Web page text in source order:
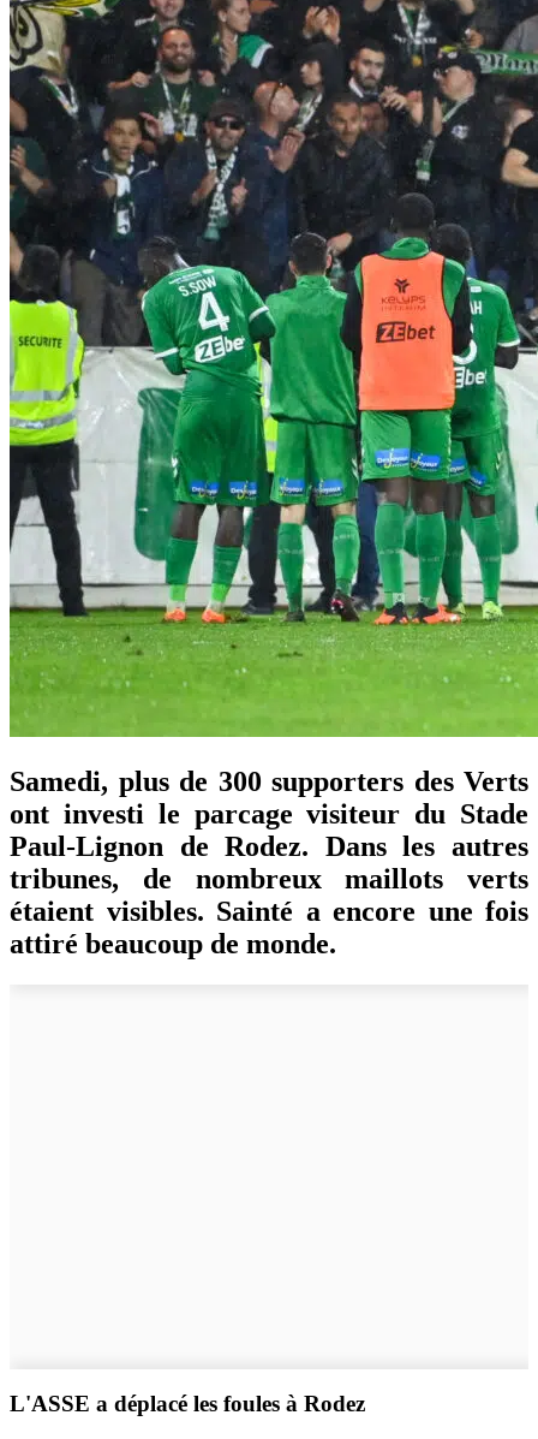
Samedi, plus de 300 supporters des Verts
ont investi le parcage visiteur du Stade
Paul-Lignon de Rodez. Dans les autres
tribunes, de nombreux maillots verts
étaient visibles. Sainté a encore une fois
attiré beaucoup de monde.
L'ASSE a déplacé les foules à Rodez